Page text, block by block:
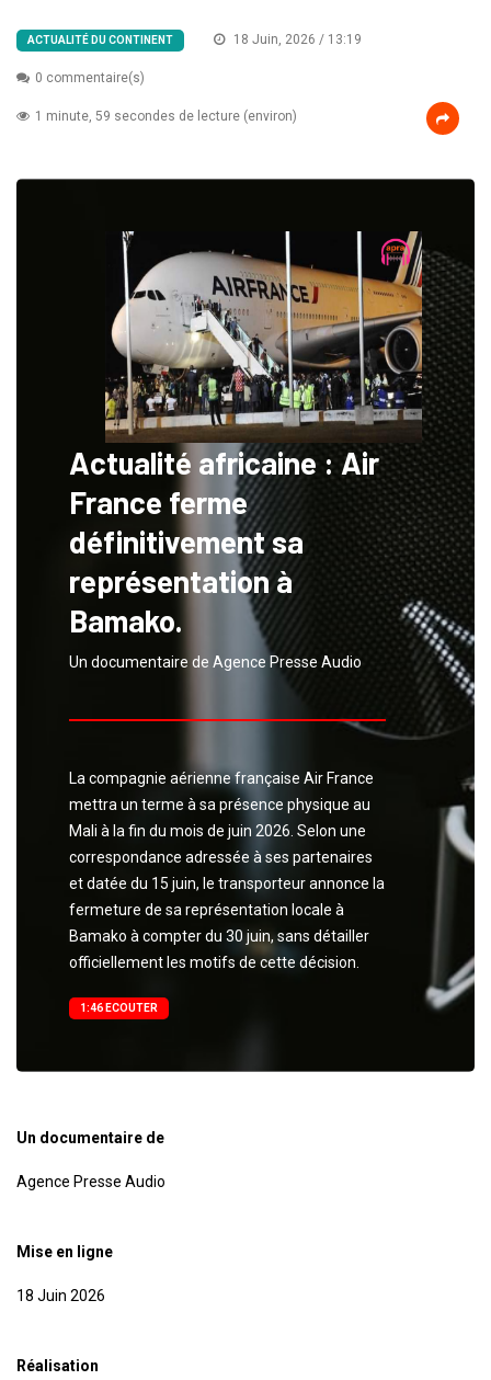
ACTUALITÉ DU CONTINENT 18 Juin, 2026 / 13:19
0 commentaire(s)
1 minute, 59 secondes de lecture (environ)
Actualité africaine : Air
France ferme
définitivement sa
représentation à
Bamako.
Un documentaire de Agence Presse Audio
La compagnie aérienne française Air France
mettra un terme à sa présence physique au
Mali à la fin du mois de juin 2026. Selon une
correspondance adressée à ses partenaires
et datée du 15 juin, le transporteur annonce la
fermeture de sa représentation locale à
Bamako à compter du 30 juin, sans détailler
officiellement les motifs de cette décision.
1:46 ECOUTER
Un documentaire de
Agence Presse Audio
Mise en ligne
18 Juin 2026
Réalisation